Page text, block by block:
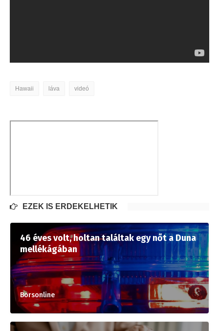
Hawaii láva videó
EZEK IS ÉRDEKELHETIK
46 éves volt, holtan találtak egy nőt a Duna
mellékágában
Borsonline